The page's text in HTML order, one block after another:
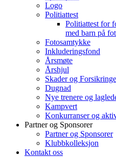
Logo
Politiattest
Politiattest for
med barn på
Fotosamtykke
Inkluderingsfond
Årsmøte
Årshjul
Skader og
Dugnad
Nye trenere og
Kampvert
Konkurranser og
Partner og Sponsorer
Partner og Sponsorer
Klubbkolleksjon
Kontakt oss